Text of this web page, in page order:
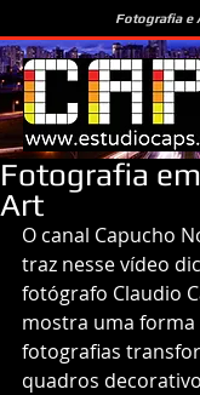
Fotografia e
Fotografia
Art
O canal Capucho
traz nesse vídeo
fotógrafo Claudio
mostra uma forma
fotografias
quadros